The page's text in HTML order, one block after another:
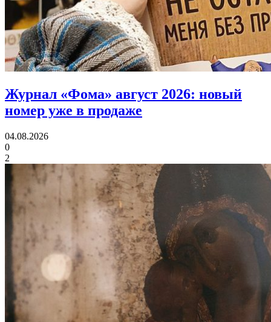
Журнал «Фома» август 2026: новый
номер уже в продаже
04.08.2026
0
2